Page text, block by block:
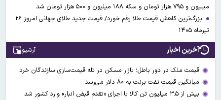
میلیون و ۷۹۵ هزار تومان و سکه ۱۸۸ میلیون و ۵۰۰ هزار تومان شد
بزرگ‌ترین کاهش قیمت طلا رقم خورد/ قیمت جدید طلای جهانی امروز ۲۶
تیرماه ۱۴۰۵
آخرین اخبار آرشیو
قیمت ملک در دور باطل؛ بازار مسکن در تله قیمت‌سازی سازندگان خرد
میانگین قیمت نفت برنت به ۸۰ دلار می‌رسد
بیش از ۳.۵ میلیون تن کالا با اجرای «تقدم قبض انبار» وارد کشور شد